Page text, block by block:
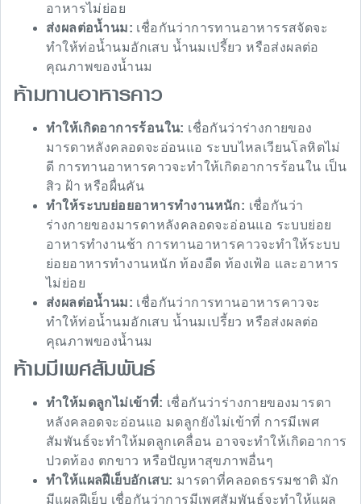
อาหารไม่ย่อย
ส่งผลต่อน้ำนม: เชื่อกันว่าการทานอาหารรสจัดจะ
ทำให้ท่อน้ำนมอักเสบ น้ำนมเปรี้ยว หรือส่งผลต่อ
คุณภาพของน้ำนม
ห้ามทานอาหารคาว
ทำให้เกิดอาการร้อนใน: เชื่อกันว่าร่างกายของ
มารดาหลังคลอดจะอ่อนแอ ระบบไหลเวียนโลหิตไม่
ดี การทานอาหารคาวจะทำให้เกิดอาการร้อนใน เป็น
สิว ฝ้า หรือผื่นคัน
ทำให้ระบบย่อยอาหารทำงานหนัก: เชื่อกันว่า
ร่างกายของมารดาหลังคลอดจะอ่อนแอ ระบบย่อย
อาหารทำงานช้า การทานอาหารคาวจะทำให้ระบบ
ย่อยอาหารทำงานหนัก ท้องอืด ท้องเฟ้อ และอาหาร
ไม่ย่อย
ส่งผลต่อน้ำนม: เชื่อกันว่าการทานอาหารคาวจะ
ทำให้ท่อน้ำนมอักเสบ น้ำนมเปรี้ยว หรือส่งผลต่อ
คุณภาพของน้ำนม
ห้ามมีเพศสัมพันธ์
ทำให้มดลูกไม่เข้าที่: เชื่อกันว่าร่างกายของมารดา
หลังคลอดจะอ่อนแอ มดลูกยังไม่เข้าที่ การมีเพศ
สัมพันธ์จะทำให้มดลูกเคลื่อน อาจจะทำให้เกิดอาการ
ปวดท้อง ตกขาว หรือปัญหาสุขภาพอื่นๆ
ทำให้แผลฝีเย็บอักเสบ: มารดาที่คลอดธรรมชาติ มัก
มีแผลฝีเย็บ เชื่อกันว่าการมีเพศสัมพันธ์จะทำให้แผล